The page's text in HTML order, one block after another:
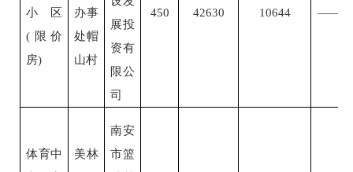
小区
(限价
房)
办事
处帽
山村
展投
资有
限公
司
450 42630 10644 ——
体育中
美林
南安
市篮